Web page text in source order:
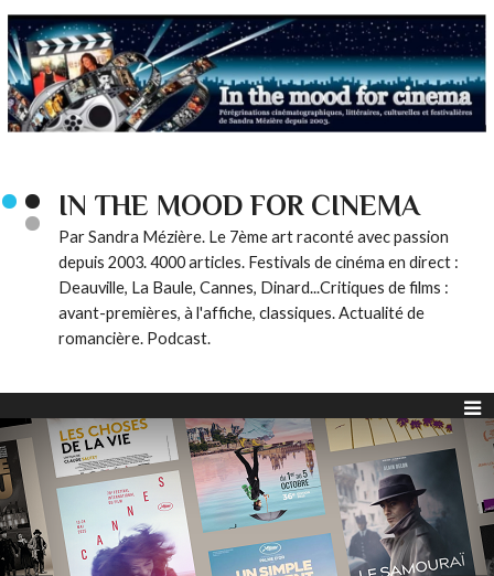
IN THE MOOD FOR CINEMA
Par Sandra Mézière. Le 7ème art raconté avec passion
depuis 2003. 4000 articles. Festivals de cinéma en direct :
Deauville, La Baule, Cannes, Dinard...Critiques de films :
avant-premières, à l'affiche, classiques. Actualité de
romancière. Podcast.